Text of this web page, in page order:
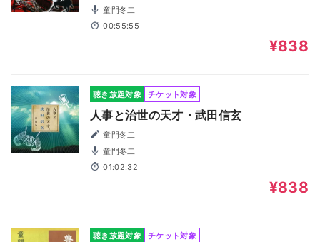
童門冬二
00:55:55
¥838
聴き放題対象 チケット対象
人事と治世の天才・武田信玄
童門冬二
童門冬二
01:02:32
¥838
聴き放題対象 チケット対象